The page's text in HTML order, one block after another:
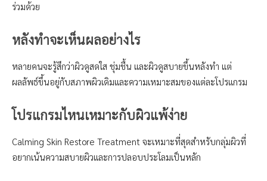
ร่วมด้วย
หลังทำจะเห็นผลอย่างไร
หลายคนจะรู้สึกว่าผิวดูสดใส ชุ่มชื้น และผิวดูสบายขึ้นหลังทำ แต่
ผลลัพธ์ขึ้นอยู่กับสภาพผิวเดิมและความเหมาะสมของแต่ละโปรแกรม
โปรแกรมไหนเหมาะกับผิวแพ้ง่าย
Calming Skin Restore Treatment จะเหมาะที่สุดสำหรับกลุ่มผิวที่
อยากเน้นความสบายผิวและการปลอบประโลมเป็นหลัก